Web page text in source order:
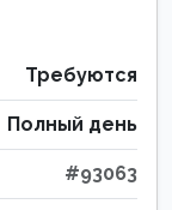
Требуются
Полный день
#93063